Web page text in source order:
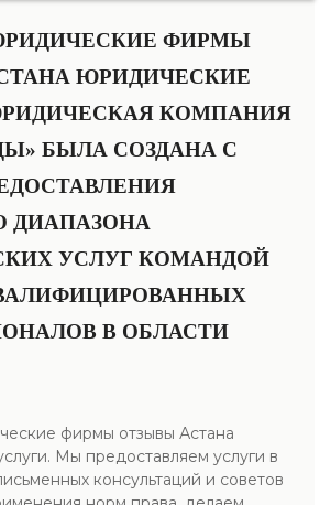
ФИРМЫ
ЮРИДИЧЕСКИЕ
КОМПАНИЯ
БЫЛА СОЗДАНА С
ДИАПАЗОНА
УСЛУГ КОМАНДОЙ
В ОБЛАСТИ
фирмы отзывы Астана
Мы предоставляем услуги в
консультаций и советов